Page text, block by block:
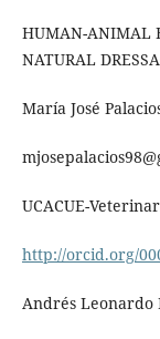
HUMAN-ANIMAL
NATURAL
María José
UCACUE-
http://orcid.org/
Andrés Leonardo